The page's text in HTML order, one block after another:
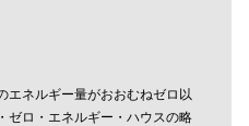
エネルギー量がおおむねゼロ以
ゼロ・エネルギー・ハウスの略